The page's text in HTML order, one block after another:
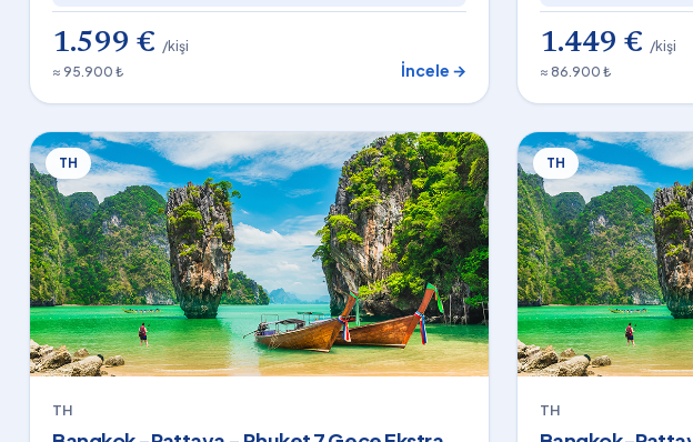
1.599 € /kişi
≈ 95.900 ₺
İncele →
1.449 € /kişi
≈ 86.900 ₺
TH
TH
TH
TH